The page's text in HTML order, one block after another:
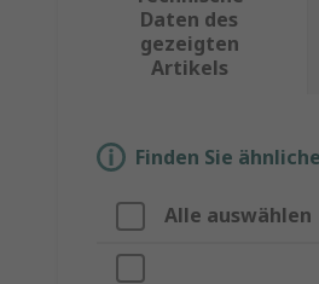
Daten des
gezeigten
Artikels
Finden Sie
Alle auswählen